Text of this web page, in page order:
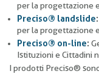
per la progettazione
Preciso® landslide:
per la progettazione
Preciso® on-line:
Istituzioni e Cittadini
I prodotti Preciso®